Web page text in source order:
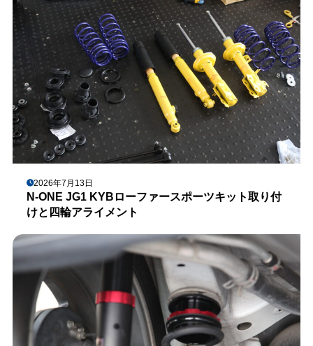
2026年7月13日
N-ONE JG1 KYBローファースポーツキット取り付
けと四輪アライメント